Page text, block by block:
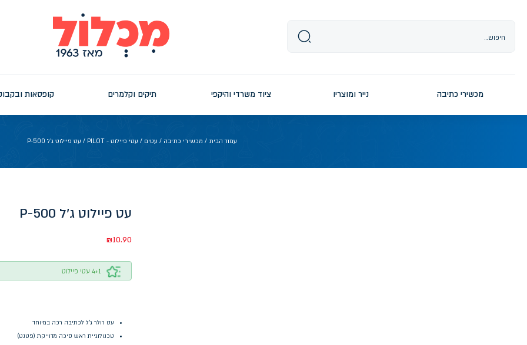
מכשירי כתיבה נייר ומוצריו ציוד משרדי והיקפי תיקים וקלמרים קופסאות
עמוד הבית / מכשירי כתיבה / עטים / עטי פיילוט - PILOT / עט פיילוט ג'ל P-500
עט פיילוט ג'ל P-500
₪10.90
4+1 עטי פיילוט
עט רולר ג'ל לכתיבה רכה במיוחד
טכנולוגיית ראש סיכה מדוייקת (פטנט)